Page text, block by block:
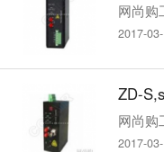
网尚购
2017-
ZD-
网尚购
2017-